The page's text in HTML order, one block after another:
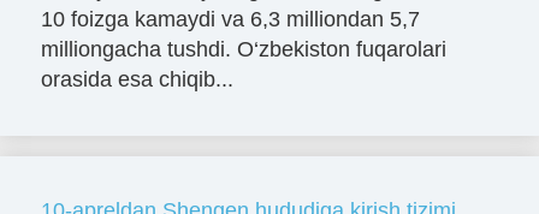
10 foizga kamaydi va 6,3 milliondan 5,7
milliongacha tushdi. O‘zbekiston fuqarolari
orasida esa chiqib...